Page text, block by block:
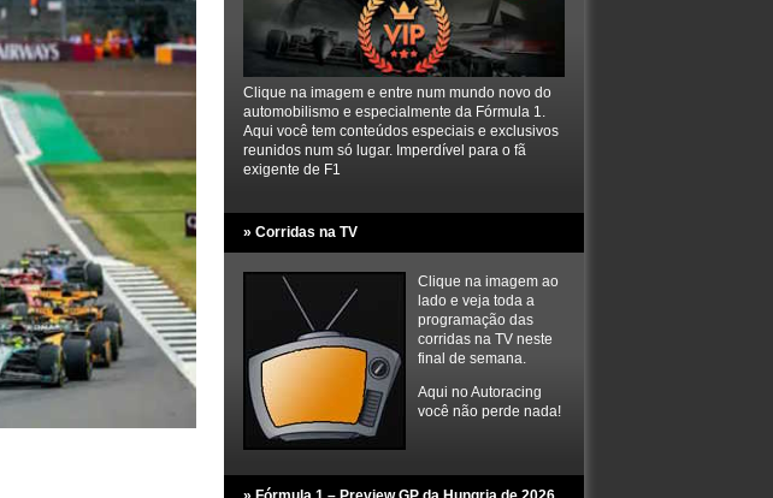
Clique na imagem e entre num mundo novo do
automobilismo e especialmente da Fórmula 1.
Aqui você tem conteúdos especiais e exclusivos
reunidos num só lugar. Imperdível para o fã
exigente de F1
» Corridas na TV
Clique na imagem ao
lado e veja toda a
programação das
corridas na TV neste
final de semana.
Aqui no Autoracing
você não perde nada!